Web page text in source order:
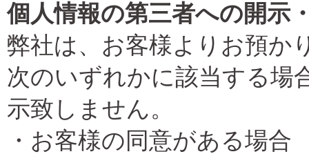
個人情報の第三者への開示
弊社は、お客様よりお預か
次のいずれかに該当する場
示致しません。
・お客様の同意がある場合